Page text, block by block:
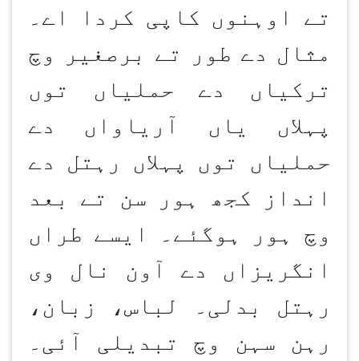
تے اوہنوں کاپی کردا اے۔
مثال دے طور تے برصغیر وچ
ترکیاں دے حملیاں توں
پہلاں یاں آریاواں دے
حملیاں توں پہلاں رہتل دے
انداز کجھ ہور سن تے بعد
وچ ہور ہوگئے۔ ایسے طراں
انگریزاں دے آون نال وی
رہتل بدلی۔ لباس، زبان،
رہن سہن وچ تبدیلی آئی۔